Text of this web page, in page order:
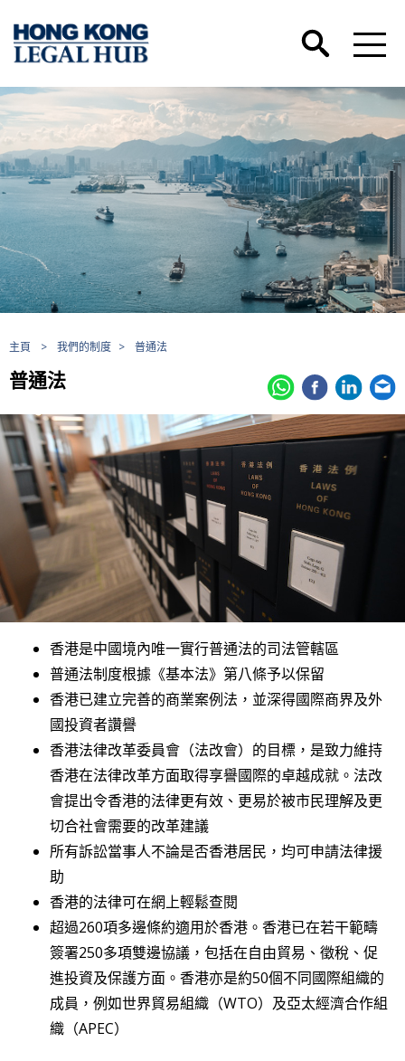
主頁 > 我們的制度 > 普通法
普通法
香港是中國境內唯一實行普通法的司法管轄區
普通法制度根據《基本法》第八條予以保留
香港已建立完善的商業案例法，並深得國際商界及外
國投資者讚譽
香港法律改革委員會（法改會）的目標，是致力維持
香港在法律改革方面取得享譽國際的卓越成就。法改
會提出令香港的法律更有效、更易於被市民理解及更
切合社會需要的改革建議
所有訴訟當事人不論是否香港居民，均可申請法律援
助
香港的法律可在網上輕鬆查閱
超過260項多邊條約適用於香港。香港已在若干範疇
簽署250多項雙邊協議，包括在自由貿易、徵稅、促
進投資及保護方面。香港亦是約50個不同國際組織的
成員，例如世界貿易組織（WTO）及亞太經濟合作組
織（APEC）